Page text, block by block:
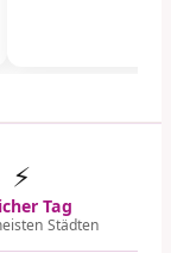
⚡
Tag
Städten